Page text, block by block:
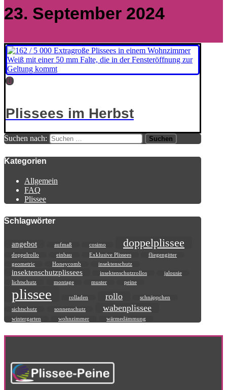
23. September 2024
Plissees im Herbst
Suchen nach:
Kategorien
Allgemein
FAQ
Plissee
Schlagwörter
angebot aufmaß cosimo doppelplissee
doppelrollo einbau Exklusive Plissees
fliegengitter
geometric
Honeycomb insektenschutz
insektenschutzplissees insektenschutzrollos
jalousie
lichtschutz
montage muster peine
plissee rolladen rollo schnäppchen
sichtschutz sonnenschutz wabenplissee
wintergarten wohnzimmer wärmedämmung